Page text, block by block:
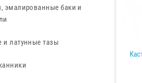
эмалированные баки и
латунные тазы